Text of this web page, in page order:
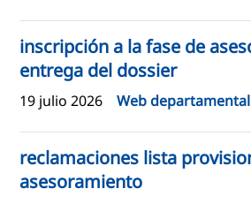
inscripción a la fase de
entrega del dossier
19 julio 2026 Web departamental
reclamaciones lista
asesoramiento